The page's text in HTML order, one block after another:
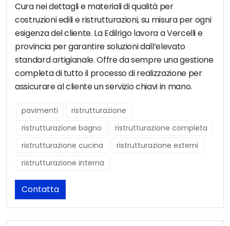
Cura nei dettagli e materiali di qualità per
costruzioni edili e ristrutturazioni, su misura per ogni
esigenza del cliente. La Edilrigo lavora a Vercelli e
provincia per garantire soluzioni dall’elevato
standard artigianale. Offre da sempre una gestione
completa di tutto il processo di realizzazione per
assicurare al cliente un servizio chiavi in mano.
pavimenti
ristrutturazione
ristrutturazione bagno
ristrutturazione completa
ristrutturazione cucina
ristrutturazione esterni
ristrutturazione interna
Contatta